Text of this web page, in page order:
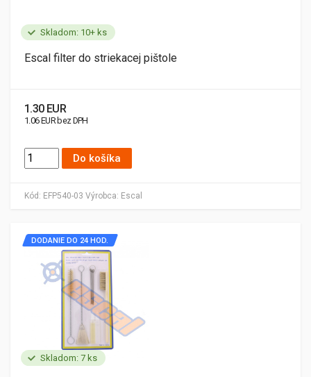
Skladom: 10+ ks
Kód: EFP540-03 Výrobca: Escal
Escal filter do striekacej pištole
1.30 EUR
1.06 EUR bez DPH
Do košíka
Skladom: 7 ks
DODANIE DO 24 HOD.